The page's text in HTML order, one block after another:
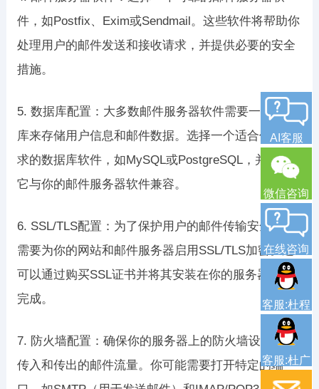
件，如Postfix、Exim或Sendmail。这些软件将帮助你
处理用户的邮件发送和接收请求，并提供必要的安全
措施。
5. 数据库配置：大多数邮件服务器软件需要一个数据
库来存储用户信息和邮件数据。选择一个适合你的需
求的数据库软件，如MySQL或PostgreSQL，并配置
它与你的邮件服务器软件兼容。
6. SSL/TLS配置：为了保护用户的邮件传输安全，你
需要为你的网站和邮件服务器启用SSL/TLS加密。这
可以通过购买SSL证书并将其安装在你的服务器上来
完成。
7. 防火墙配置：确保你的服务器上的防火墙设置允许
传入和传出的邮件流量。你可能需要打开特定的端
AI客服
微信咨询
在线咨询
客服:杜程
客服:杜广